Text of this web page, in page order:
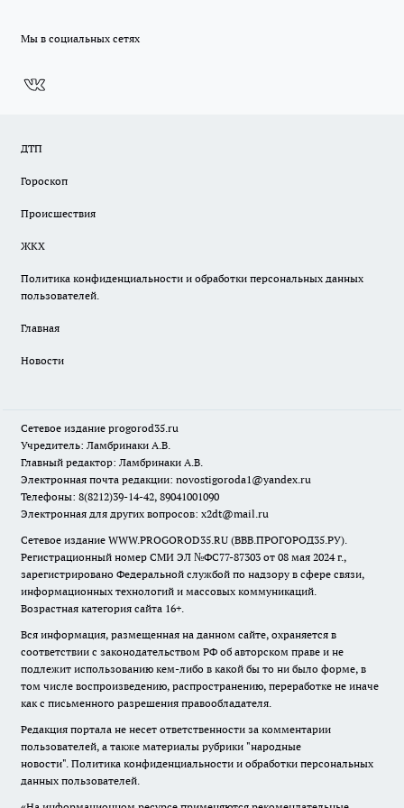
Мы в социальных сетях
ДТП
Гороскоп
Происшествия
ЖКХ
Политика конфиденциальности и обработки персональных данных
пользователей.
Главная
Новости
Сетевое издание progorod35.ru
Учредитель: Ламбринаки А.В.
Главный редактор: Ламбринаки А.В.
Электронная почта редакции: novostigoroda1@yandex.ru
Телефоны: 8(8212)39-14-42, 89041001090
Электронная для других вопросов: x2dt@mail.ru
Сетевое издание WWW.PROGOROD35.RU (ВВВ.ПРОГОРОД35.РУ).
Регистрационный номер СМИ ЭЛ №ФС77-87303 от 08 мая 2024 г.,
зарегистрировано Федеральной службой по надзору в сфере связи,
информационных технологий и массовых коммуникаций.
Возрастная категория сайта 16+.
Вся информация, размещенная на данном сайте, охраняется в
соответствии с законодательством РФ об авторском праве и не
подлежит использованию кем-либо в какой бы то ни было форме, в
том числе воспроизведению, распространению, переработке не иначе
как с письменного разрешения правообладателя.
Редакция портала не несет ответственности за комментарии
пользователей, а также материалы рубрики "народные
новости". Политика конфиденциальности и обработки персональных
данных пользователей.